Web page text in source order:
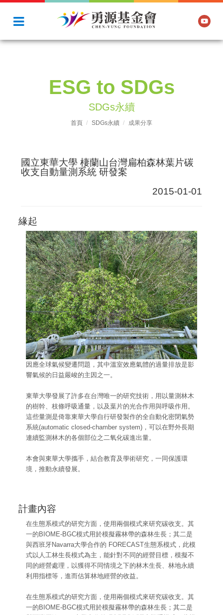
ESG to SDGs
SDGs永續
首頁 SDGs永續 成果分享
國立東華大學 棲蘭山台灣扁柏森林葉片碳
收支自動量測系統 研發案
2015-01-01
緣起
因應全球氣候變遷問題，其中溫室效應氣體的過量排放是影
響氣候的日益嚴峻的主因之一。
東華大學發展了許多在台灣唯一的研究技術，用以量測林木
的樹幹、枝條呼吸通量，以及葉片的光合作用與呼吸作用。
這些量測是倚靠東華大學自行研發製作的全自動化密閉氣勢
系統(automatic closed-chamber system)，可以在野外長期
連續監測林木的各個部位之二氧化碳進出量。
本會與東華大學攜手，結合教育及學術研究，一同保護環
境，推動永續發展。
計畫內容
在生態系模式的研究方面，使用兩個模式來研究碳收支。其
一的BIOME-BGC模式用於模擬霧林帶的森林生長；其二是
與西班牙Navarra大學合作的 FORECAST生態系模式，此模
式以人工林生長模式為主，能針對不同的經營目標，模擬不
同的經營處理，以獲得不同情境之下的林木生長、林地永續
利用指標等，進而估算林地經營的收益。
在生態系模式的研究方面，使用兩個模式來研究碳收支。其
一的BIOME-BGC模式用於模擬霧林帶的森林生長；其二是